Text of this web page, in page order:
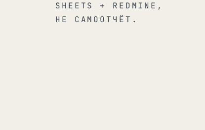
SHEETS + REDMINE,
НЕ САМООТЧЁТ.